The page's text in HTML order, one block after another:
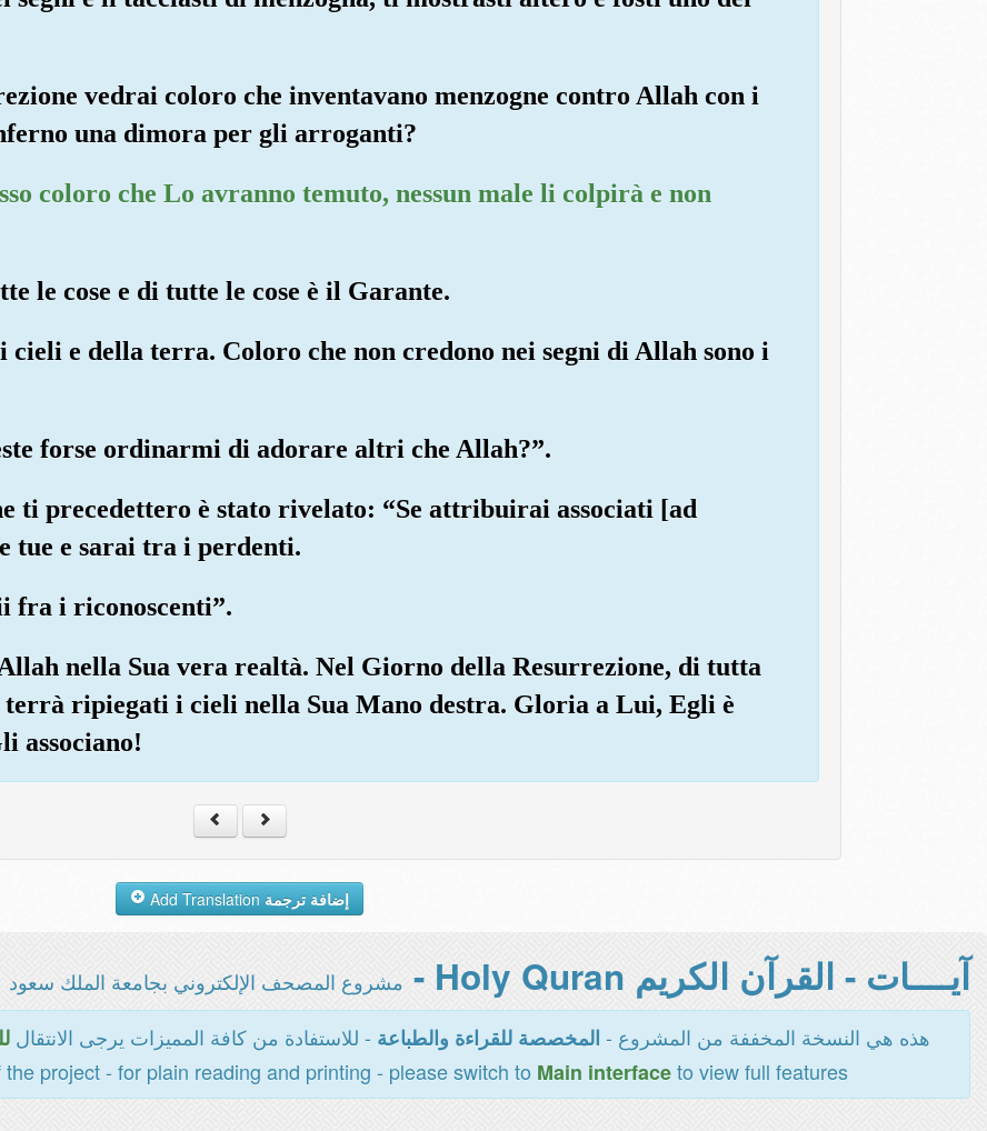
vedrai coloro che inventavano menzogne contro Allah con i
una dimora per gli arroganti?
coloro che Lo avranno temuto, nessun male li colpirà e non
le cose e di tutte le cose è il Garante.
cieli e della terra. Coloro che non credono nei segni di Allah sono i
forse ordinarmi di adorare altri che Allah?”.
ti precedettero è stato rivelato: “Se attribuirai associati [ad
tue e sarai tra i perdenti.
fra i riconoscenti”.
nella Sua vera realtà. Nel Giorno della Resurrezione, di tutta
ripiegati i cieli nella Sua Mano destra. Gloria a Lui, Egli è
associano!
إضافة ترجمة
آيــــات - القرآن الكريم Holy Quran - مشروع المصحف الإلكتروني بجامعة الملك سعود
هذه هي النسخة المخففة من المشروع - المخصصة للقراءة والطباعة - للاستفادة من كافة المميزات يرجى الانتقال
project - for plain reading and printing - please switch to Main interfaceto view full features